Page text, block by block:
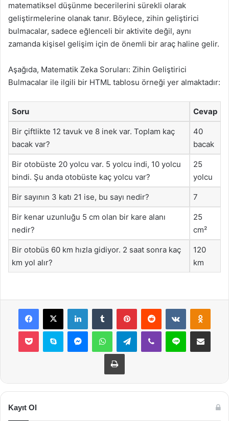
matematiksel düşünme becerilerini sürekli olarak
geliştirmelerine olanak tanır. Böylece, zihin geliştirici
bulmacalar, sadece eğlenceli bir aktivite değil, aynı
zamanda kişisel gelişim için de önemli bir araç haline gelir.
Aşağıda, Matematik Zeka Soruları: Zihin Geliştirici
Bulmacalar ile ilgili bir HTML tablosu örneği yer almaktadır:
Soru Cevap
Bir çiftlikte 12 tavuk ve 8 inek var. Toplam kaç
bacak var?
40
bacak
Bir otobüste 20 yolcu var. 5 yolcu indi, 10 yolcu
bindi. Şu anda otobüste kaç yolcu var?
25
yolcu
Bir sayının 3 katı 21 ise, bu sayı nedir? 7
Bir kenar uzunluğu 5 cm olan bir kare alanı
nedir?
25
cm²
Bir otobüs 60 km hızla gidiyor. 2 saat sonra kaç
km yol alır?
120
km
Facebook
X LinkedInTumblr PinterestReddit VKontakte
Pocket Skype MessengerWhatsAppTelegramViber Line E-Posta ile
Yazdır
Kayıt Ol